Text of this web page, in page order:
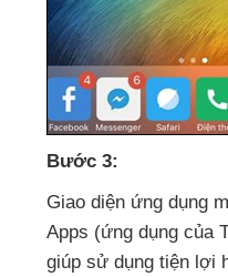
Bước 3:
Giao diện ứng dụng
Apps (ứng dụng của
giúp sử dụng tiện lợi